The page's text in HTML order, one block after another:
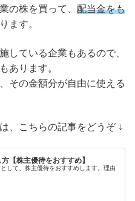
の株を買って、 配当金をも
ます。
している企業もあるので、
あります。
その金額分が自由に使える
、こちらの記事をどうぞ ↓
【株主優待をおすすめ】
して、株主優待をおすすめします。理由